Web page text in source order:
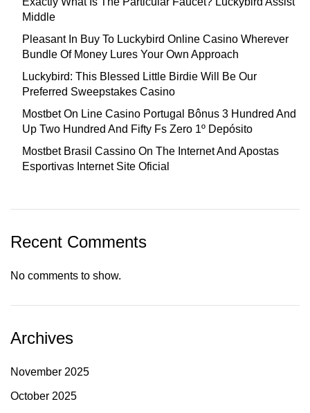
Middle
Pleasant In Buy To Luckybird Online Casino Wherever
Bundle Of Money Lures Your Own Approach
Luckybird: This Blessed Little Birdie Will Be Our
Preferred Sweepstakes Casino
Mostbet On Line Casino Portugal Bônus 3 Hundred And
Up Two Hundred And Fifty Fs Zero 1º Depósito
Mostbet Brasil Cassino On The Internet And Apostas
Esportivas Internet Site Oficial
Recent Comments
No comments to show.
Archives
November 2025
October 2025